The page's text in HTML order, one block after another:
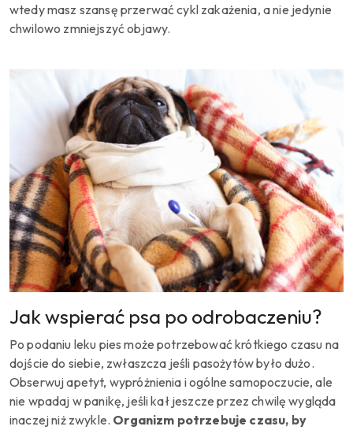
wtedy masz szansę przerwać cykl zakażenia, a nie jedynie
chwilowo zmniejszyć objawy.
Jak wspierać psa po odrobaczeniu?
Po podaniu leku pies może potrzebować krótkiego czasu na
dojście do siebie, zwłaszcza jeśli pasożytów było dużo.
Obserwuj apetyt, wypróżnienia i ogólne samopoczucie, ale
nie wpadaj w panikę, jeśli kał jeszcze przez chwilę wygląda
inaczej niż zwykle. Organizm potrzebuje czasu, by